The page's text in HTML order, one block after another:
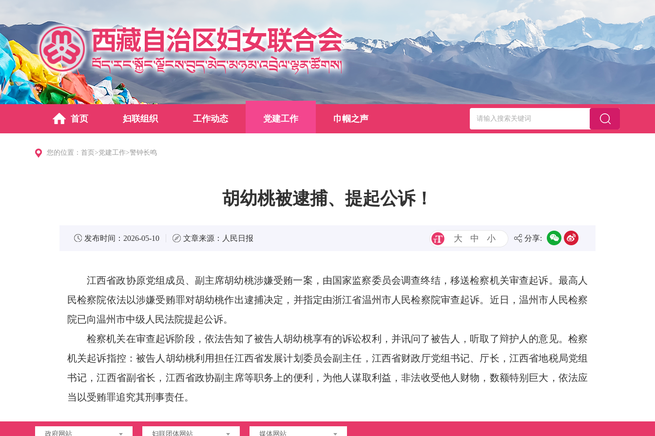
首页 妇联组织 工作动态 党建工作 巾帼之声
您的位置： 首页 >党建工作>警钟长鸣
胡幼桃被逮捕、提起公诉！
发布时间： 2026-05-10 文章来源： 人民日报 大 中 小 分享:
江西省政协原党组成员、副主席胡幼桃涉嫌受贿一案，由国家监察委员会调查终结，移送检察机关审查起诉。最高人
民检察院依法以涉嫌受贿罪对胡幼桃作出逮捕决定，并指定由浙江省温州市人民检察院审查起诉。近日，温州市人民检察
院已向温州市中级人民法院提起公诉。
检察机关在审查起诉阶段，依法告知了被告人胡幼桃享有的诉讼权利，并讯问了被告人，听取了辩护人的意见。检察
机关起诉指控：被告人胡幼桃利用担任江西省发展计划委员会副主任，江西省财政厅党组书记、厅长，江西省地税局党组
书记，江西省副省长，江西省政协副主席等职务上的便利，为他人谋取利益，非法收受他人财物，数额特别巨大，依法应
当以受贿罪追究其刑事责任。
政府网站 妇联团体网站 媒体网站